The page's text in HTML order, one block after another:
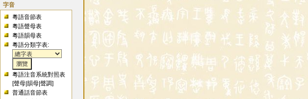
字音
粵語音節表
粵語聲母表
粵語韻母表
粵語分類字表:
粵語注音系統對照表
[聲母 |韻母 |聲調]
普通話音節表